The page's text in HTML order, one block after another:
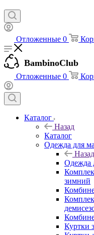
Отложенные 0
BambinoClub
Отложенные 0
Каталог
Назад
Каталог
Одежда для
Назад
Одежда
зимний
Куртки